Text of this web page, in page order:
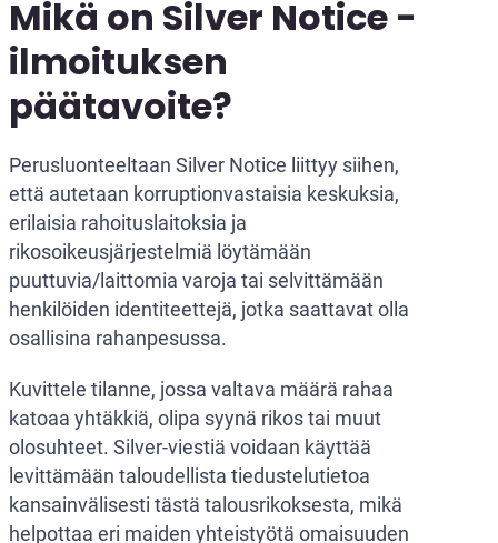
Mikä on Silver Notice -
ilmoituksen
päätavoite?
Perusluonteeltaan Silver Notice liittyy siihen,
että autetaan korruptionvastaisia keskuksia,
erilaisia rahoituslaitoksia ja
rikosoikeusjärjestelmiä löytämään
puuttuvia/laittomia varoja tai selvittämään
henkilöiden identiteettejä, jotka saattavat olla
osallisina rahanpesussa.
Kuvittele tilanne, jossa valtava määrä rahaa
katoaa yhtäkkiä, olipa syynä rikos tai muut
olosuhteet. Silver-viestiä voidaan käyttää
levittämään taloudellista tiedustelutietoa
kansainvälisesti tästä talousrikoksesta, mikä
helpottaa eri maiden yhteistyötä omaisuuden